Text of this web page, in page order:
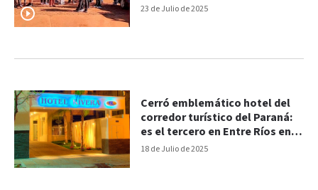
23 de Julio de 2025
18 de Julio de 2025
Cerró emblemático hotel del
corredor turístico del Paraná:
es el tercero en Entre Ríos en
2025